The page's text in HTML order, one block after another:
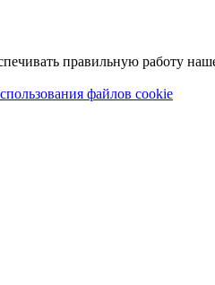
правильную работу
файлов cookie